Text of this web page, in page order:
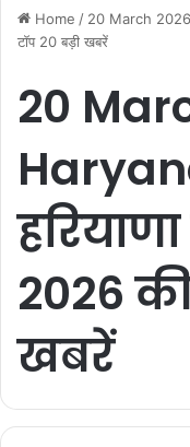
Home / 20 March 2026
टॉप 20 बड़ी खबरें
20
2026
खबरें